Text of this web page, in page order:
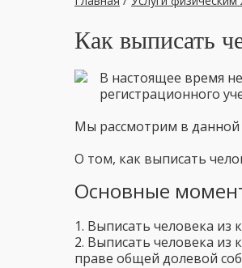
Как выписать
В настоящее время
регистрационного
Мы рассмотрим в данной
О том, как выписать
Основные
1. Выписать человека из
2. Выписать человека из
праве общей долевой